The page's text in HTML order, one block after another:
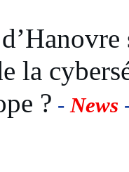
la
? -News